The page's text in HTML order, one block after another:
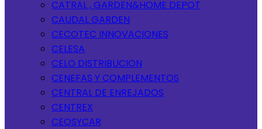
CATRAL , GARDEN&HOME DEPOT
CAUDAL GARDEN
CECOTEC INNOVACIONES
CELESA
CELO DISTRIBUCION
CENEFAS Y COMPLEMENTOS
CENTRAL DE ENREJADOS
CENTREX
CEOSYCAR